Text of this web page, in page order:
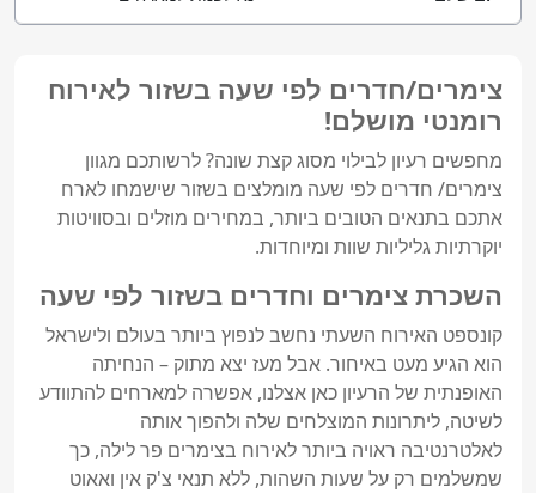
צימרים/חדרים לפי שעה בשזור לאירוח
רומנטי מושלם!
מחפשים רעיון לבילוי מסוג קצת שונה? לרשותכם מגוון
צימרים/ חדרים לפי שעה מומלצים בשזור שישמחו לארח
אתכם בתנאים הטובים ביותר, במחירים מוזלים ובסוויטות
יוקרתיות גליליות שוות ומיוחדות.
השכרת צימרים וחדרים בשזור לפי שעה
קונספט האירוח השעתי נחשב לנפוץ ביותר בעולם ולישראל
הוא הגיע מעט באיחור. אבל מעז יצא מתוק – הנחיתה
האופנתית של הרעיון כאן אצלנו, אפשרה למארחים להתוודע
לשיטה, ליתרונות המוצלחים שלה ולהפוך אותה
לאלטרנטיבה ראויה ביותר לאירוח בצימרים פר לילה, כך
שמשלמים רק על שעות השהות, ללא תנאי צ'ק אין ואאוט